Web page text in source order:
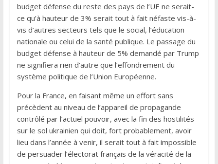
budget défense du reste des pays de l’UE ne serait-
ce qu’à hauteur de 3% serait tout à fait néfaste vis-à-
vis d’autres secteurs tels que le social, l’éducation
nationale ou celui de la santé publique. Le passage du
budget défense à hauteur de 5% demandé par Trump
ne signifiera rien d’autre que l’effondrement du
système politique de l’Union Européenne.
Pour la France, en faisant même un effort sans
précèdent au niveau de l’appareil de propagande
contrôlé par l’actuel pouvoir, avec la fin des hostilités
sur le sol ukrainien qui doit, fort probablement, avoir
lieu dans l’année à venir, il serait tout à fait impossible
de persuader l’électorat français de la véracité de la